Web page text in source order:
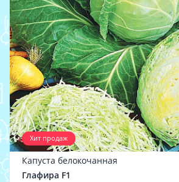
Хит продаж
Капуста белокочанная
Глафира F1